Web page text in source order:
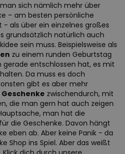
sich nämlich mehr über
– am besten persönliche
- als über ein einzelnes großes
grundsätzlich natürlich auch
sein muss. Beispielsweise als
zu einem runden Geburtstag
gerade entschlossen hat, es mit
Da muss es doch
gibt es aber mehr
zwischendurch, mit
die man gern hat auch zeigen
man hat die
die Geschenke. Davon hängt
eben ab. Aber keine Panik - da
Shop ins Spiel. Aber das weißt